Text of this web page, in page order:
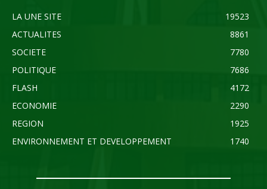
LA UNE SITE
19523
ACTUALITES
8861
SOCIETE
7780
POLITIQUE
7686
FLASH
4172
ECONOMIE
2290
REGION
1925
ENVIRONNEMENT ET DEVELOPPEMENT
1740